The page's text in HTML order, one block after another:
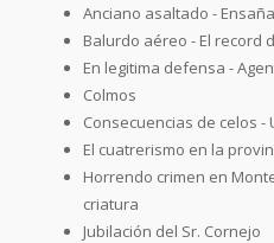
Anciano asaltado -
Balurdo aéreo - El record
En legitima defensa -
Colmos
Consecuencias de celos -
El cuatrerismo en la
Horrendo crimen en
criatura
Jubilación del Sr. Cornejo